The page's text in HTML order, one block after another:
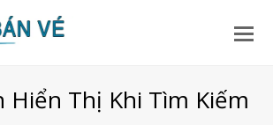
Hiển Thị Khi Tìm Kiếm